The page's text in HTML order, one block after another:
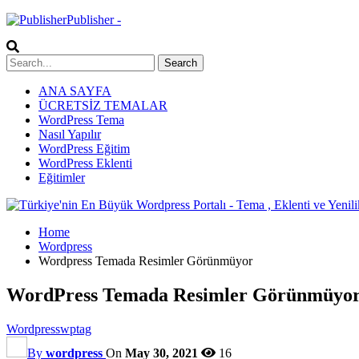
Publisher -
ANA SAYFA
ÜCRETSİZ TEMALAR
WordPress Tema
Nasıl Yapılır
WordPress Eğitim
WordPress Eklenti
Eğitimler
Home
Wordpress
Wordpress Temada Resimler Görünmüyor
WordPress Temada Resimler
Wordpresswptag
By wordpress On May 30, 2021 16